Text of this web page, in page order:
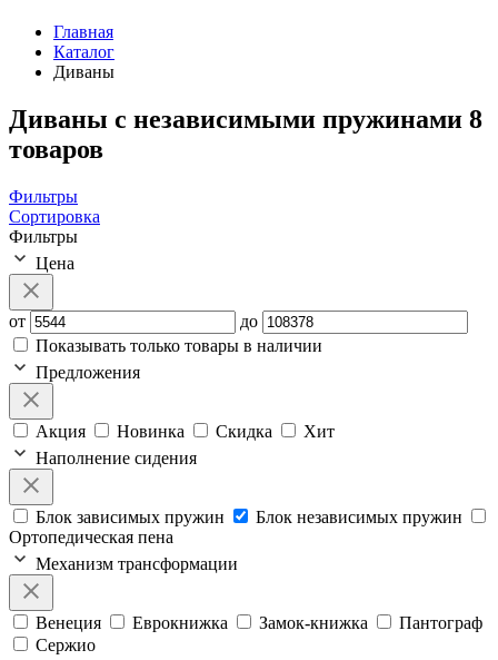
Главная
Каталог
Диваны
Диваны с независимыми пружинами 8
товаров
Фильтры
Сортировка
Фильтры
Цена
от
до
Показывать только товары в наличии
Предложения
Акция Новинка Скидка
Хит
Наполнение сидения
Блок зависимых пружин
Блок независимых пружин
Ортопедическая пена
Механизм трансформации
Венеция Еврокнижка Замок-книжка
Пантограф
Сержио